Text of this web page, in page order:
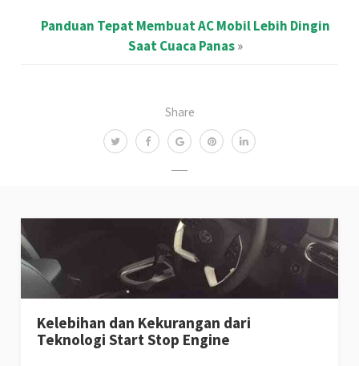
Share
Panduan Tepat Membuat AC Mobil Lebih Dingin
Saat Cuaca Panas»
Kelebihan dan Kekurangan dari
Teknologi Start Stop Engine